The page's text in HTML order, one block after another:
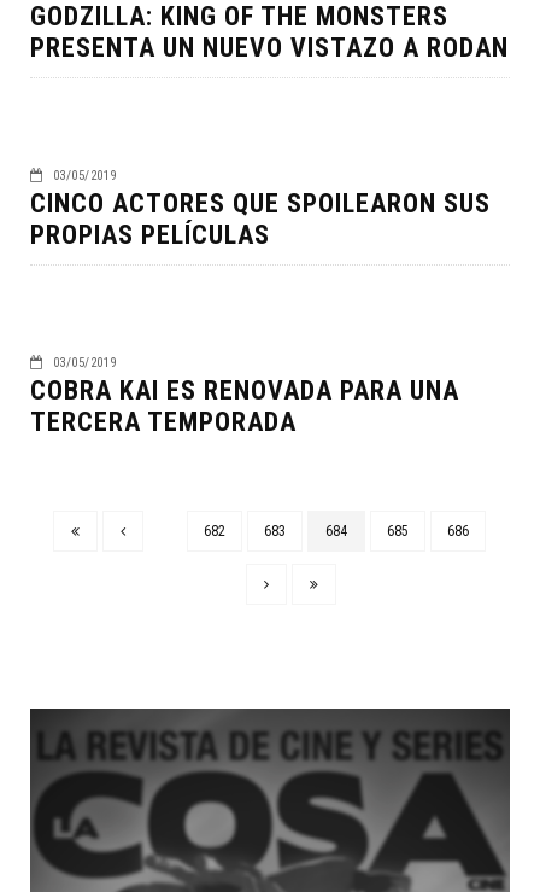
GODZILLA: KING OF THE MONSTERS
PRESENTA UN NUEVO VISTAZO A RODAN
03/05/2019
CINCO ACTORES QUE SPOILEARON SUS
PROPIAS PELÍCULAS
03/05/2019
COBRA KAI ES RENOVADA PARA UNA
TERCERA TEMPORADA
682 683 684 685 686